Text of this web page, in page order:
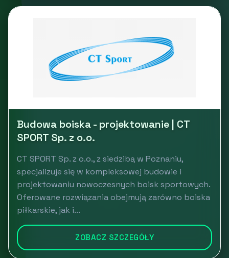
Budowa boiska - projektowanie | CT
SPORT Sp. z o.o.
CT SPORT Sp. z o.o., z siedzibą w Poznaniu,
specjalizuje się w kompleksowej budowie i
projektowaniu nowoczesnych boisk sportowych.
Oferowane rozwiązania obejmują zarówno boiska
piłkarskie, jak i...
ZOBACZ SZCZEGÓŁY